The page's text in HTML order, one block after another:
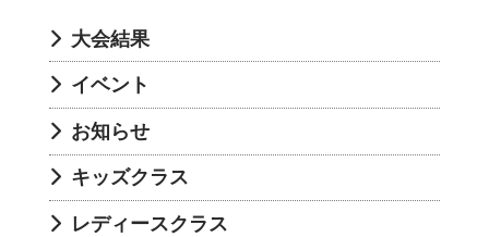
大会結果
イベント
お知らせ
キッズクラス
レディースクラス